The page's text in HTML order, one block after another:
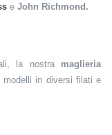
e John Richmond.
la nostra maglieria
modelli in diversi filati e